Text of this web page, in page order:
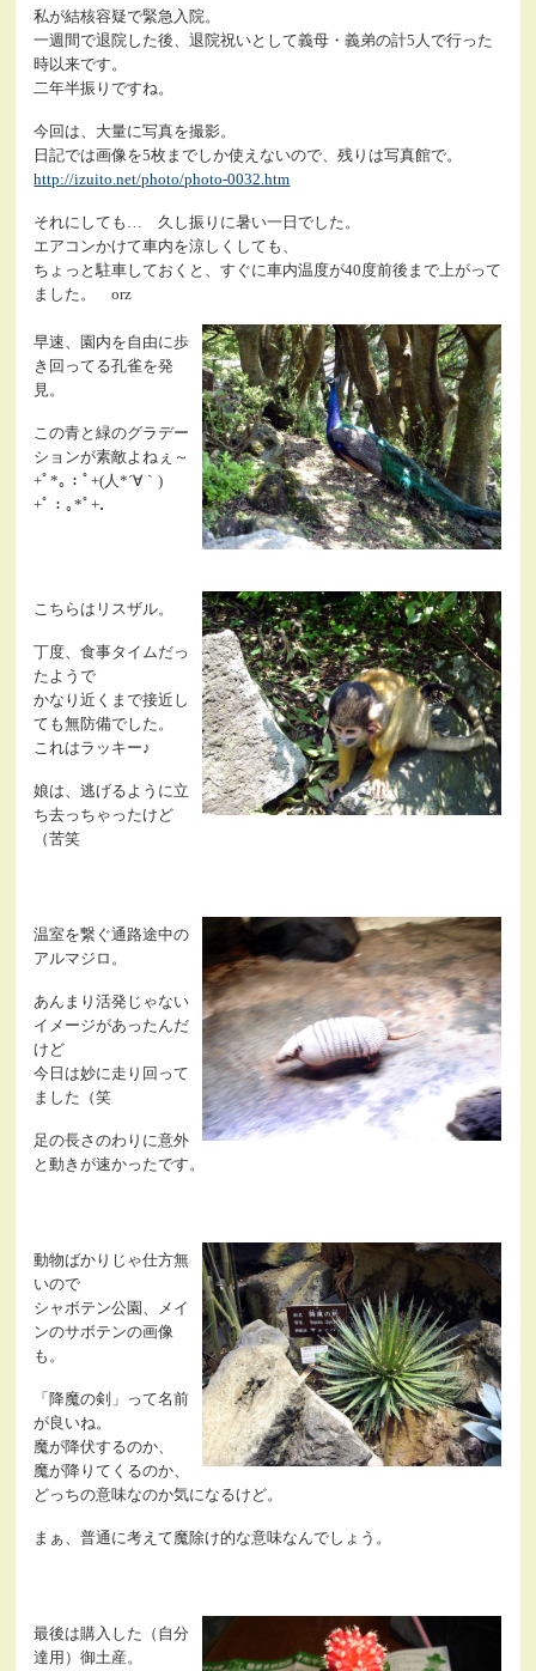
私が結核容疑で緊急入院。
一週間で退院した後、退院祝いとして義母・義弟の計5人で行った
時以来です。
二年半振りですね。
今回は、大量に写真を撮影。
日記では画像を5枚までしか使えないので、残りは写真館で。
http://izuito.net/photo/photo-0032.htm
それにしても… 久し振りに暑い一日でした。
エアコンかけて車内を涼しくしても、
ちょっと駐車しておくと、すぐに車内温度が40度前後まで上がって
ました。 orz
早速、園内を自由に歩
き回ってる孔雀を発
見。
この青と緑のグラデー
ションが素敵よねぇ～
+ﾟ*｡：ﾟ+(人*´∀｀)
+ﾟ：｡*ﾟ+．
こちらはリスザル。
丁度、食事タイムだっ
たようで
かなり近くまで接近し
ても無防備でした。
これはラッキー♪
娘は、逃げるように立
ち去っちゃったけど
（苦笑
温室を繋ぐ通路途中の
アルマジロ。
あんまり活発じゃない
イメージがあったんだ
けど
今日は妙に走り回って
ました（笑
足の長さのわりに意外
と動きが速かったです。
動物ばかりじゃ仕方無
いので
シャボテン公園、メイ
ンのサボテンの画像
も。
「降魔の剣」って名前
が良いね。
魔が降伏するのか、
魔が降りてくるのか、
どっちの意味なのか気になるけど。
まぁ、普通に考えて魔除け的な意味なんでしょう。
最後は購入した（自分
達用）御土産。